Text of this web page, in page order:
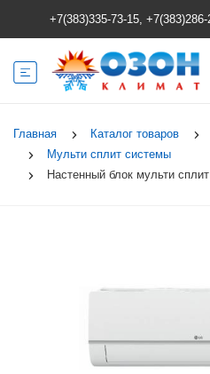
+7(383)335-73-15, +7(383)286-
Главная Каталог товаров
Мульти сплит системы
Настенный блок мульти